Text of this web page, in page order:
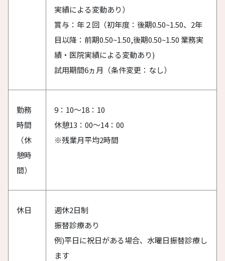
実績による変動あり）
賞与：年２回（初年度：後期0.50~1.50、2年
目以降：前期0.50~1.50,後期0.50~1.50 業務実
績・医院実績による変動あり)
試用期間6ヵ月（条件変更：なし）
勤務
時間
（休
憩時
間）
9：10～18：10
休憩13：00～14：00
※残業月平均2時間
休日
週休2日制
振替診療あり
例)平日に祝日がある場合、水曜日振替診療し
ます